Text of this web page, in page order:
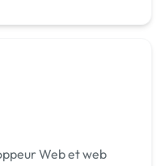
Web et web